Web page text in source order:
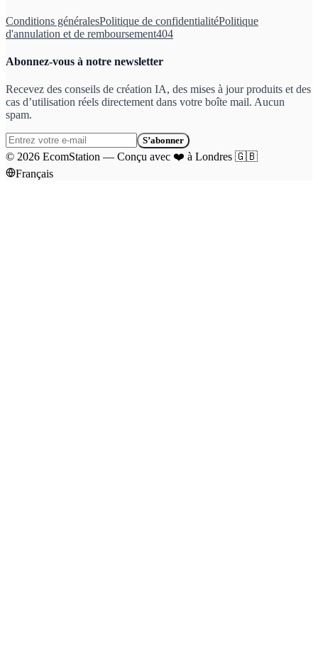
Conditions généralesPolitique de confidentialitéPolitique
d'annulation et de remboursement404
Abonnez-vous à notre newsletter
Recevez des conseils de création IA, des mises à jour produits et des
cas d’utilisation réels directement dans votre boîte mail. Aucun
spam.
S’abonner
© 2026 EcomStation — Conçu avec ❤️ à Londres 🇬🇧
Français